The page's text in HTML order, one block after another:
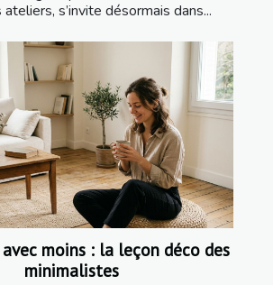
ateliers, s’invite désormais dans...
moins : la leçon déco des
minimalistes